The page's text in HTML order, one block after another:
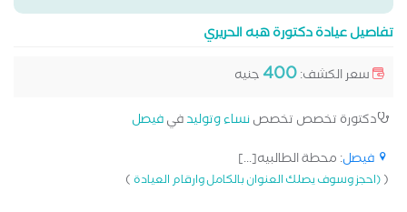
تفاصيل عيادة دكتورة هبه الحريري
سعر الكشف:400 جنيه
دكتورة تخصص تخصصنساء وتوليدفيفيصل
فيصل: محطة الطالبيه[...]
((احجز وسوف يصلك العنوان بالكامل وارقام العيادة)